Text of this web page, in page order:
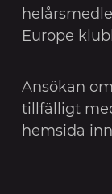
Europe
Ansökan
tillfälligt
hemsida